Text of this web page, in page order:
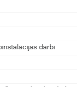
darbi